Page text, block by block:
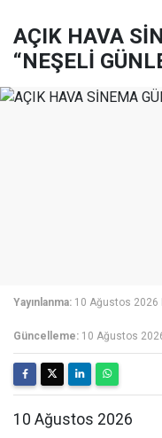
AÇIK HAVA
“NEŞELİ
Yayınlanma: 10 Ağustos 2026
Güncelleme: 10 Ağustos
10 Ağustos 2026